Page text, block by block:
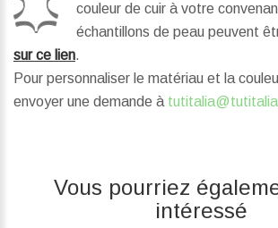
couleur de cuir à votre
échantillons de peau peuvent
sur ce lien.
Pour personnaliser le matériau et la
envoyer une demande à
Vous pourriez
intéressé